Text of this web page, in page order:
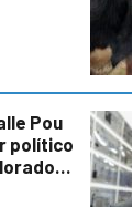
Pou
político